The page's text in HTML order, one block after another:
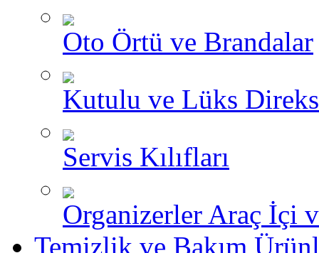
Oto Örtü ve Brandalar
Kutulu ve Lüks
Servis Kılıfları
Organizerler Araç İçi
Temizlik ve Bakım